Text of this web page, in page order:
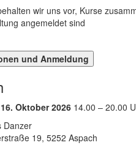
wir uns vor, Kurse
angemeldet sind
und Anmeldung
Oktober 2026 14.00 – 20.00
Danzer
19, 5252 Aspach